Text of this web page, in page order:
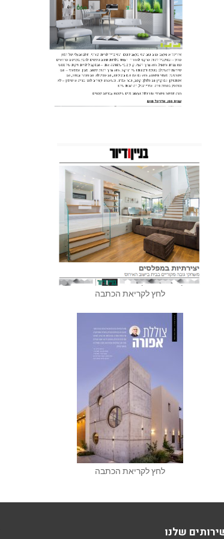
לחץ לקריאת הכתבה
לחץ לקריאת הכתבה
שלנו